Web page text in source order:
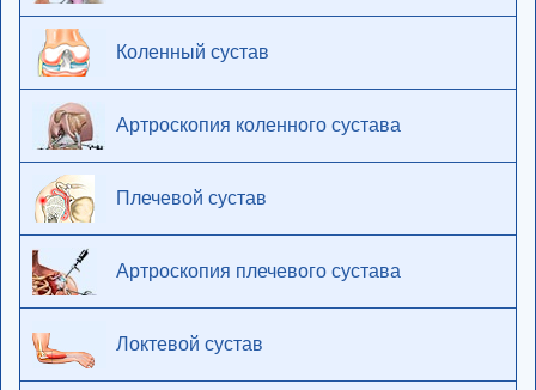
Коленный сустав
Артроскопия коленного сустава
Плечевой сустав
Артроскопия плечевого сустава
Локтевой сустав